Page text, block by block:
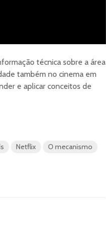
técnica sobre a área
também no cinema em
e aplicar conceitos de
Netflix
O mecanismo